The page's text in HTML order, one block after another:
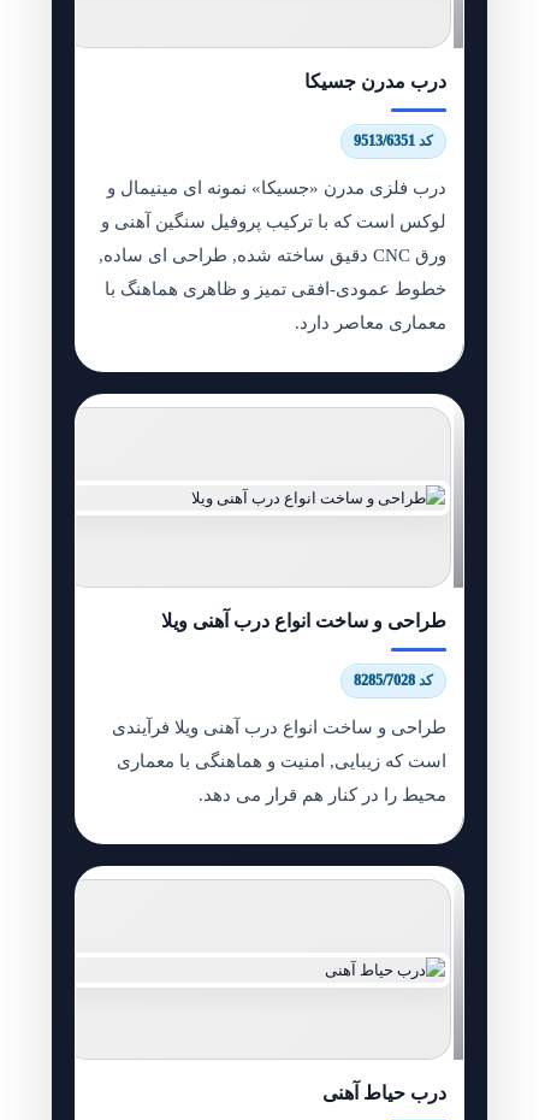
درب مدرن جسیکا
کد 9513/6351
درب فلزی مدرن «جسیکا» نمونه ای مینیمال و
لوکس است که با ترکیب پروفیل سنگین آهنی و
ورق CNC دقیق ساخته شده, طراحی ای ساده,
خطوط عمودی-افقی تمیز و ظاهری هماهنگ با
معماری معاصر دارد.
طراحی و ساخت انواع درب آهنی ویلا
کد 8285/7028
طراحی و ساخت انواع درب آهنی ویلا فرآیندی
است که زیبایی, امنیت و هماهنگی با معماری
محیط را در کنار هم قرار می دهد.
درب حیاط آهنی